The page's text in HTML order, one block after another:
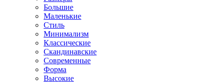
Большие
Маленькие
Стиль
Минимализм
Классические
Скандинавские
Современные
Форма
Высокие